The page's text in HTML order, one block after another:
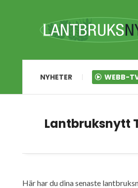
NYHETER WEBB-
Lantbruksnytt
Här har du dina senaste